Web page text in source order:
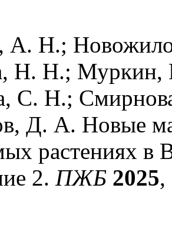
А. Н.;
Н. Н.; Муркин,
С. Н.;
Д. А. Новые
растениях в
2. ПЖБ 2025,